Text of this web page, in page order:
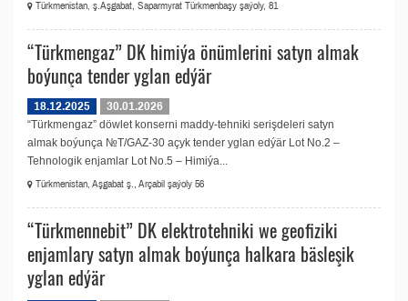
Türkmenistan, ş.Aşgabat, Saparmyrat Türkmenbaşy şaýoly, 81
“Türkmengaz” DK himiýa önümlerini satyn almak
boýunça tender yglan edýär
18.12.2025
30.01.2026
“Türkmengaz” döwlet konserni maddy-tehniki serişdeleri satyn
almak boýunça №T/GAZ-30 açyk tender yglan edýär Lot No.2 –
Tehnologik enjamlar Lot No.5 – Himiýa...
Türkmenistan, Aşgabat ş., Arçabil şaýoly 56
“Türkmennebit” DK elektrоtehniki we geofiziki
enjamlary satyn almak boýunça halkara bäsleşik
yglan edýär